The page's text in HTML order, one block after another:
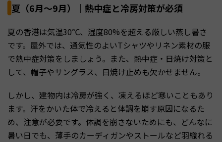
夏（6月～9月）｜熱中症と冷房対策が必須
夏の香港は気温30℃、湿度80%を超える厳しい蒸し暑さ
です。屋外では、通気性のよいTシャツやリネン素材の服
で熱中症対策をしましょう。また、熱中症・日焼け対策と
して、帽子やサングラス、日焼け止めも欠かせません。
しかし、建物内は冷房が強く、凍えるほど寒いこともあり
ます。汗をかいた体で冷えると体調を崩す原因になるた
め、注意が必要です。体調を崩さないためにも、どんなに
暑い日でも、薄手のカーディガンやストールなど羽織れる